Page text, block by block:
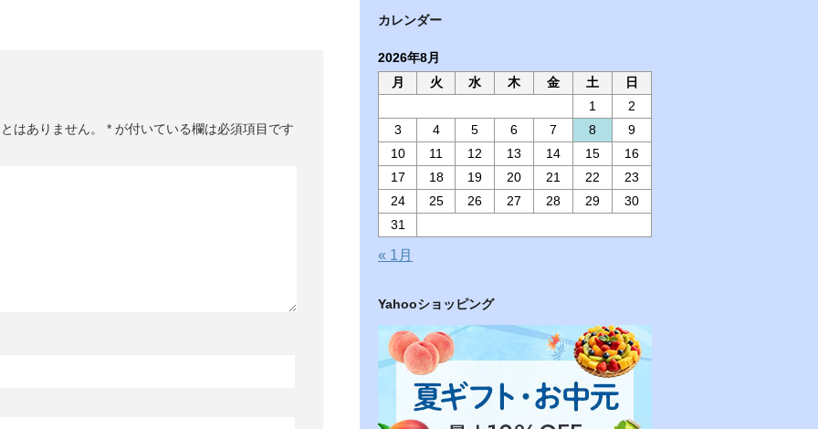
はありません。 * が付いている欄は必須項目です
カレンダー
2026年8月
月
火 水 木 金 土
日
1
2
3
4 5 6 7 8
9
10
11 12 13 14 15
16
17
18 19 20 21 22
23
24
25 26 27 28 29
30
31
« 1月
Yahooショッピング